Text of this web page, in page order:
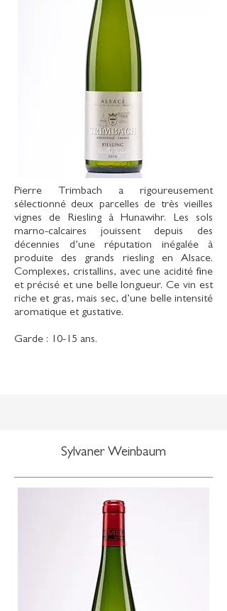
Pierre Trimbach a rigoureusement
sélectionné deux parcelles de très vieilles
vignes de Riesling à Hunawihr. Les sols
marno-calcaires jouissent depuis des
décennies d’une réputation inégalée à
produite des grands riesling en Alsace.
Complexes, cristallins, avec une acidité fine
et précisé et une belle longueur. Ce vin est
riche et gras, mais sec, d’une belle intensité
aromatique et gustative.
Garde : 10-15 ans.
Sylvaner Weinbaum